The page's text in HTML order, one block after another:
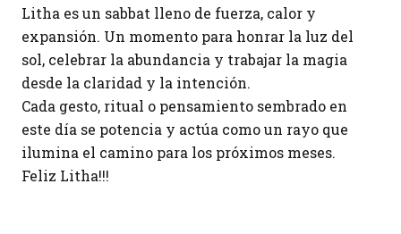
Litha es un sabbat lleno de fuerza, calor y
expansión. Un momento para honrar la luz del
sol, celebrar la abundancia y trabajar la magia
desde la claridad y la intención.
Cada gesto, ritual o pensamiento sembrado en
este día se potencia y actúa como un rayo que
ilumina el camino para los próximos meses.
Feliz Litha!!!